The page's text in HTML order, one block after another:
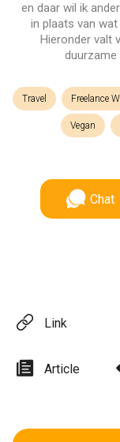
en daar wil ik
in plaats van
Hieronder valt
duurzame
Travel Freelance
Vegan
Chat
Link
Article